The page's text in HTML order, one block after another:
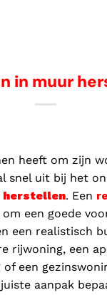
in muur
heeft om zijn
snel uit bij het
herstellen. Een
een goede
een realistisch
rijwoning, een
een
aanpak